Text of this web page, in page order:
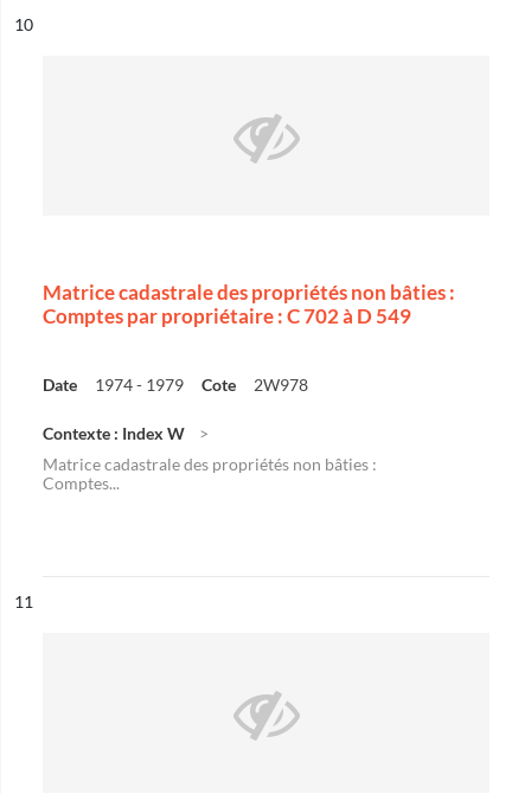
n°
10
Matrice cadastrale des propriétés non bâties :
Comptes par propriétaire : C 702 à D 549
Date 1974 - 1979 Cote 2W978
Contexte : Index W
Matrice cadastrale des propriétés non bâties :
Comptes...
n°
11